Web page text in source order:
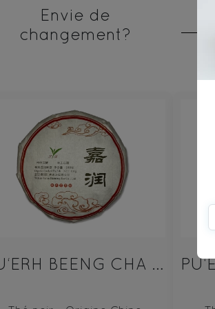
Envie de
changement?
PU‘ERH BEENG CHA SHU 100g